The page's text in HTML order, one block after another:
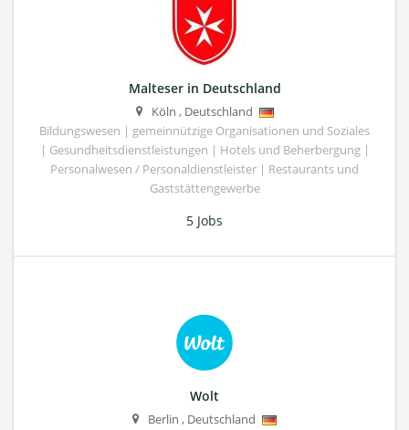
Malteser in Deutschland
Köln , Deutschland
Bildungswesen | gemeinnützige Organisationen und Soziales
| Gesundheitsdienstleistungen | Hotels und Beherbergung |
Personalwesen / Personaldienstleister | Restaurants und
Gaststättengewerbe
5 Jobs
Wolt
Berlin , Deutschland